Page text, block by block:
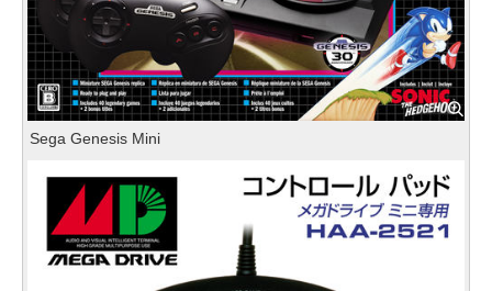
Sega Genesis Mini